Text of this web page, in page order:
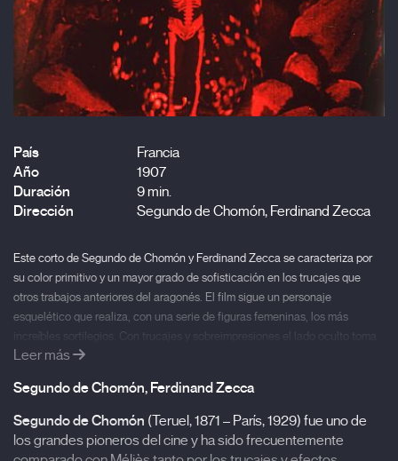
País
Francia
Año
1907
Duración
9 min.
Dirección
Segundo de Chomón, Ferdinand Zecca
Este corto de Segundo de Chomón y Ferdinand Zecca se caracteriza por
su color primitivo y un mayor grado de sofisticación en los trucajes que
otros trabajos anteriores del aragonés. El film sigue un personaje
esquelético que realiza, con una serie de figuras femeninas, los más
increíbles sortilegios. Con trucajes y sobreimpresiones el lado oculto toma
la pantalla en una película inusual para su época.
Leer más
Segundo de Chomón, Ferdinand Zecca
Segundo de Chomón (Teruel, 1871 – París, 1929) fue uno de
los grandes pioneros del cine y ha sido frecuentemente